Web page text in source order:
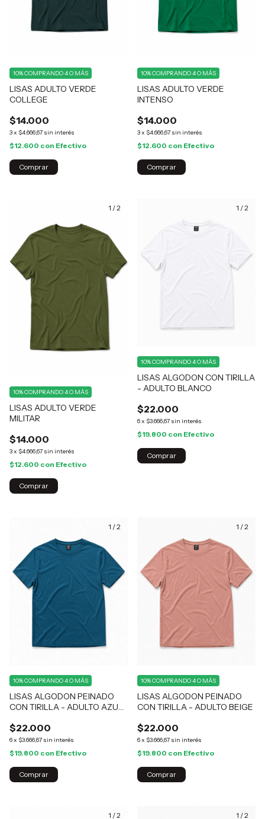
LISAS ADULTO VERDE
COLLEGE
$14.000
3x $4.666,67 sin interés
10%COMPRANDO 4 O MÁS
$12.600 con Efectivo
Comprar
LISAS ADULTO VERDE
INTENSO
$14.000
3x $4.666,67 sin interés
10%COMPRANDO 4 O MÁS
$12.600 con Efectivo
Comprar
1 /2
LISAS ADULTO VERDE
MILITAR
$14.000
3x $4.666,67 sin interés
10%COMPRANDO 4 O MÁS
$12.600 con Efectivo
Comprar
1 /2
LISAS ALGODON CON TIRILLA
- ADULTO BLANCO
$22.000
6x $3.666,67 sin interés
10%COMPRANDO 4 O MÁS
$19.800 con Efectivo
Comprar
1 /2
LISAS ALGODON PEINADO
CON TIRILLA - ADULTO AZUL
$22.000
6x $3.666,67 sin interés
10%COMPRANDO 4 O MÁS
$19.800 con Efectivo
Comprar
1 /2
LISAS ALGODON PEINADO
CON TIRILLA - ADULTO BEIGE
$22.000
6x $3.666,67 sin interés
10%COMPRANDO 4 O MÁS
$19.800 con Efectivo
Comprar
1 /2 1 /2